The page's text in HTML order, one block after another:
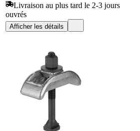
Livraison au plus tard le 2-3 jours
ouvrés
Afficher les détails